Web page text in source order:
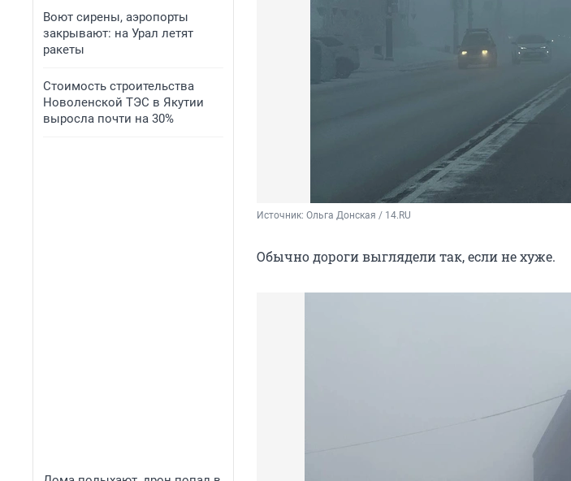
Воют сирены, аэропорты
закрывают: на Урал летят
ракеты
Стоимость строительства
Новоленской ТЭС в Якутии
выросла почти на 30%
Источник: Ольга Донская / 14.RU
Обычно дороги выглядели так, если не хуже.